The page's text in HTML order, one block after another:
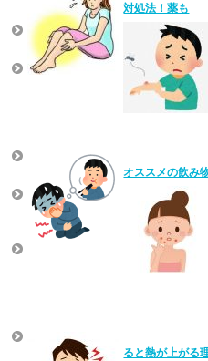
対処法！薬も
オススメの飲み
ると熱が上がる